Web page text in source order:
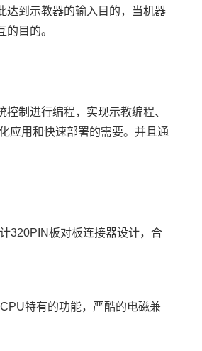
达到示教器的输入目的，当机器
目的。
制进行编程，实现示教编程、
应用和快速部署的需要。并且通
320PIN板对板连接器设计，合
特有的功能，严酷的电磁兼